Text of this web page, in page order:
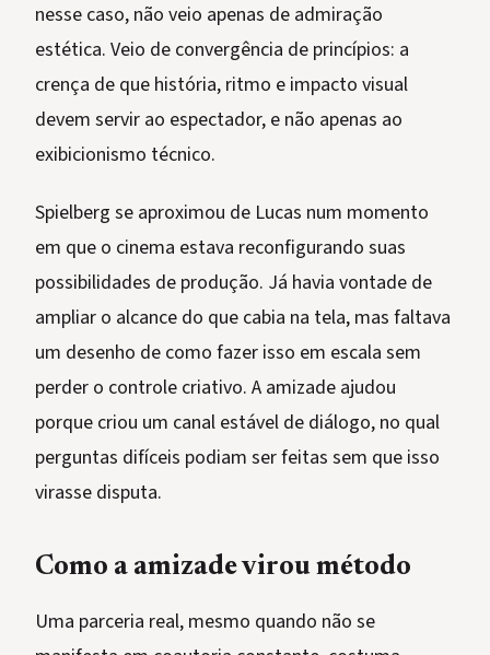
nesse caso, não veio apenas de admiração
estética. Veio de convergência de princípios: a
crença de que história, ritmo e impacto visual
devem servir ao espectador, e não apenas ao
exibicionismo técnico.
Spielberg se aproximou de Lucas num momento
em que o cinema estava reconfigurando suas
possibilidades de produção. Já havia vontade de
ampliar o alcance do que cabia na tela, mas faltava
um desenho de como fazer isso em escala sem
perder o controle criativo. A amizade ajudou
porque criou um canal estável de diálogo, no qual
perguntas difíceis podiam ser feitas sem que isso
virasse disputa.
Como a amizade virou método
Uma parceria real, mesmo quando não se